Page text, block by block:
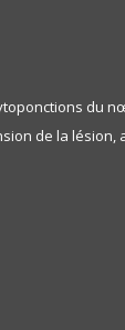
du
de la lésion,